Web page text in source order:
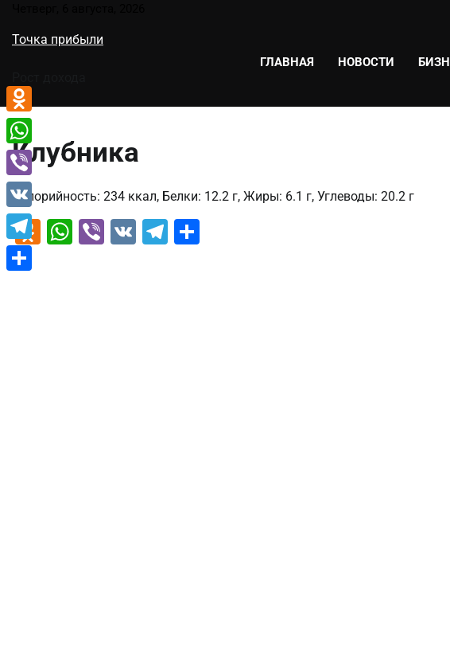
содержимому
Точка прибыли
ГЛАВНАЯ НОВОСТИ
Клубника
Калорийность: 234 ккал, Белки: 12.2 г, Жиры: 6.1 г, Углеводы: 20.2 г
Odnoklassniki
WhatsApp
Viber
VK Telegram
Odnoklassniki
WhatsApp
Viber
VK
Telegram